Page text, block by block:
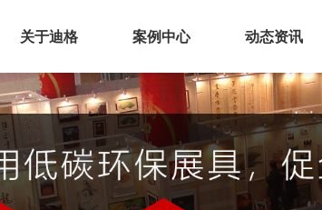
关于迪格
企业介绍
文化理念
荣誉资质
工厂实景
案例中心
展厅空间
展会展台
会议活动
环保展具
动态资讯